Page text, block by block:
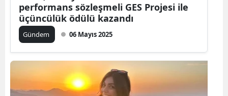
performans sözleşmeli GES Projesi ile
üçüncülük ödülü kazandı
Gündem 06 Mayıs 2025